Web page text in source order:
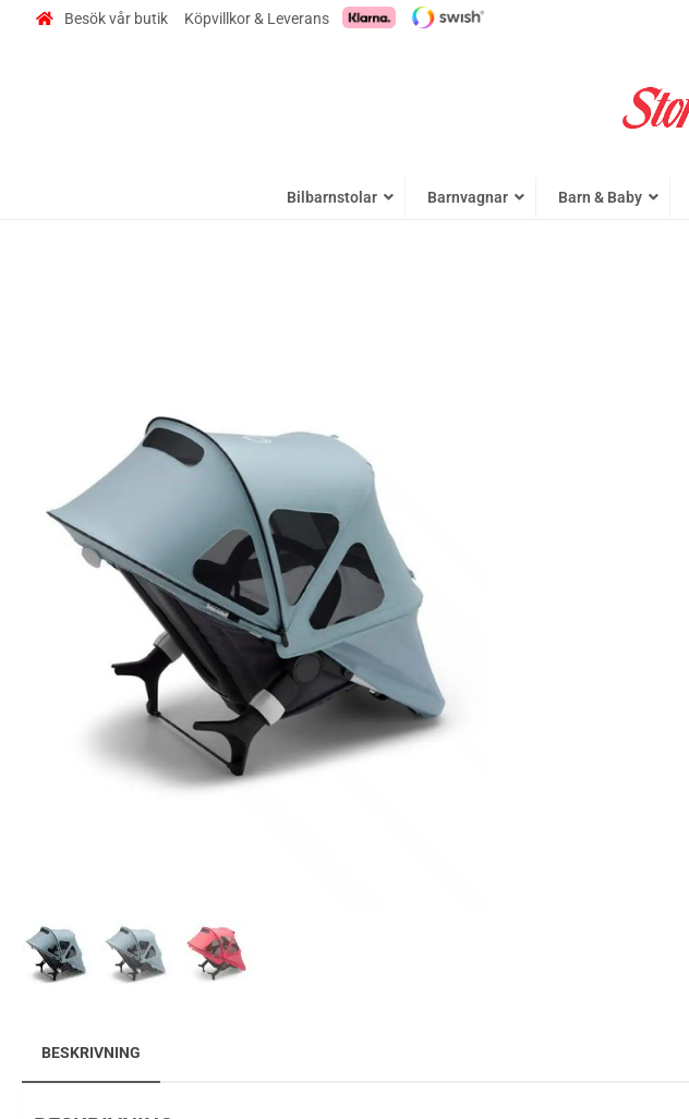
Besök vår butik Köpvillkor & Leverans
Bilbarnstolar Barnvagnar Barn & Baby
BESKRIVNING